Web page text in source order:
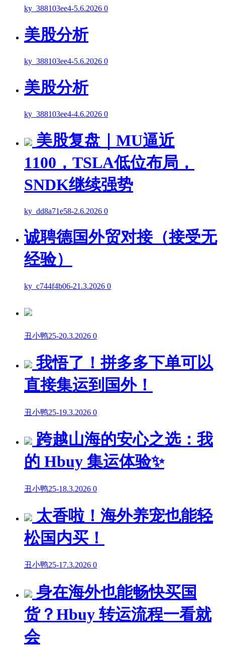
ky_388103ee4-5.6.2026 0
美股分析
ky_388103ee4-5.6.2026 0
美股分析
ky_388103ee4-4.6.2026 0
美股复盘｜MU逼近
1100，TSLA低位布局，
SNDK继续强势
ky_dd8a71e58-2.6.2026 0
诚聘德国外贸对接（接受无
经验）
ky_c744f4b06-21.3.2026 0
丑小鸭25-20.3.2026 0
我悟了！拼多多下单可以
直接集运到国外！
丑小鸭25-19.3.2026 0
跨越山海的安心之选：我
的 Hbuy 集运体验✨
丑小鸭25-18.3.2026 0
太香啦！海外养宠也能轻
松国内买！
丑小鸭25-17.3.2026 0
身在海外也能畅快买国
货？Hbuy 转运流程一看就
会